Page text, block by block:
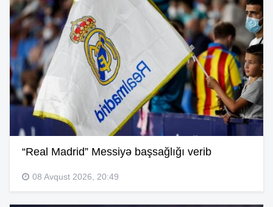
“Real Madrid” Messiyə başsağlığı verib
08 Avqust 2026, 20:49